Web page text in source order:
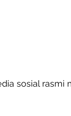
sosial rasmi